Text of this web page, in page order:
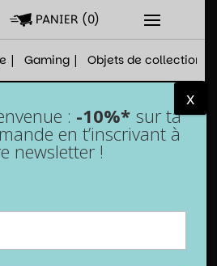
PANIER (0)
Gaming Objets de collection
: -10%* sur ta
en t’inscrivant à
newsletter !
x